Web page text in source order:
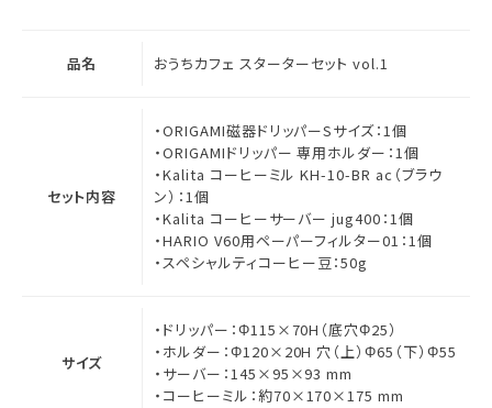
品名 おうちカフェ スターターセット vol.1
セット内容
・ORIGAMI磁器ドリッパーSサイズ：1個
・ORIGAMIドリッパー 専用ホルダー：1個
・Kalita コーヒーミル KH-10-BR ac（ブラウ
ン）：1個
・Kalita コーヒーサーバー jug400：1個
・HARIO V60用ペーパーフィルター01：1個
・スペシャルティコーヒー豆：50g
サイズ
・ドリッパー：Φ115×70H（底穴Φ25）
・ホルダー：Φ120×20H 穴（上）Φ65（下）Φ55
・サーバー：145×95×93 mm
・コーヒーミル：約70×170×175 mm